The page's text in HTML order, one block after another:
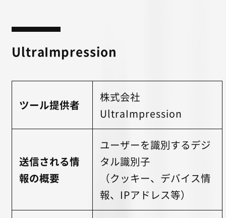
UltraImpression
ツール提供者
株式会社
UltraImpression
送信される情
報の概要
ユーザーを識別するデジ
タル識別子
（クッキー、デバイス情
報、IPアドレス等）